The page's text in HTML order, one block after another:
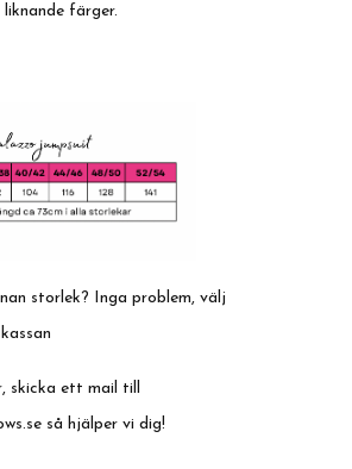
liknande färger.
storlek? Inga problem, välj
skicka ett mail till
så hjälper vi dig!